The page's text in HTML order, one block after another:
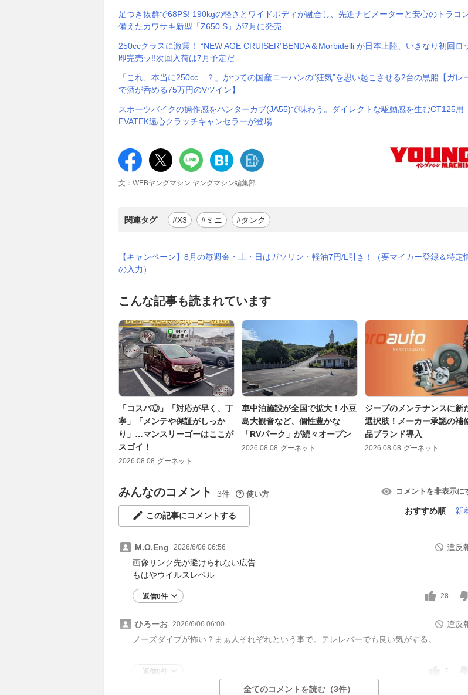
足つき抜群で68PS! 190kgの軽さとワイドボディが融合し、先進ナビメーターと安心のトラコ
備えたカワサキ新型「Z650 S」が7月に発売
250ccクラスに激震！ “NEW AGE CRUISER”BENDA＆Morbidelli が日本上陸、いきなり初回ロ
即完売ッ!!次回入荷は7月予定だ
「これ、本当に250cc…？」かつての国産ニーハンの“狂気”を思い起こさせる2台の黒船【ガレ
で酒が呑める75万円のVツイン】
スポーツバイクの操作感をハンターカブ(JA55)で味わう。ダイレクトな駆動感を生むCT125用
EVATEK遠心クラッチキャンセラーが登場
文：WEBヤングマシン ヤングマシン編集部
関連タグ #X3 #ミニ #タンク
【キャンペーン】8月の毎週金・土・日はガソリン・軽油7円/L引き！（要マイカー登録＆特定
の入力）
こんな記事も読まれています
「コスパ◎」「対応が早く、丁
寧」「メンテや保証がしっか
り」…マンスリーゴーはここが
スゴイ！
2026.08.08 グーネット
車中泊施設が全国で拡大！小豆
島大観音など、個性豊かな
「RVパーク」が続々オープン
2026.08.08 グーネット
ジープのメンテナンスに新
選択肢！メーカー承認の補
品ブランド導入
2026.08.08 グーネット
みんなのコメント 3件 使い方 コメントを非表示に
この記事にコメントする
おすすめ順 新
M.O.Eng 2026/6/06 06:56
違反
画像リンク先が避けられない広告
もはやウイルスレベル
返信0件 28
ひろーお 2026/6/06 06:00
違反
ノーズダイブが怖い？まぁ人それぞれという事で。テレレバーでも良い気がする。
返信0件 7
全てのコメントを読む（3件）